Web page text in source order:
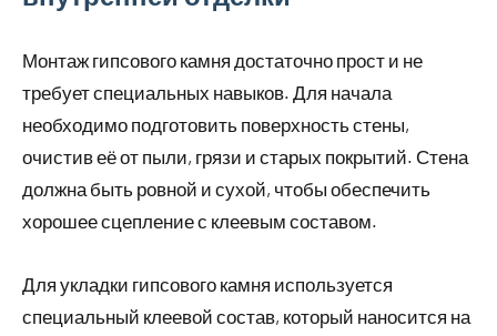
Монтаж гипсового камня достаточно прост и не
требует специальных навыков. Для начала
необходимо подготовить поверхность стены,
очистив её от пыли, грязи и старых покрытий. Стена
должна быть ровной и сухой, чтобы обеспечить
хорошее сцепление с клеевым составом.
Для укладки гипсового камня используется
специальный клеевой состав, который наносится на